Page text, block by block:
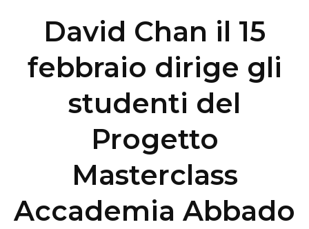
David Chan il 15
febbraio dirige gli
studenti del
Progetto
Masterclass
Accademia Abbado